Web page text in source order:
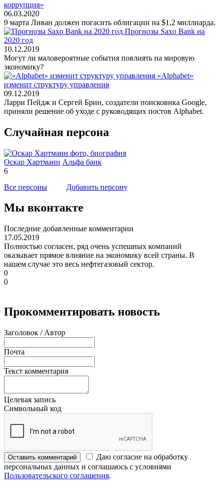
коррупция»
06.03.2020
9 марта Ливан должен погасить облигации на $1,2 миллиарда.
Прогнозы Saxo Bank на
2020 год
10.12.2019
Могут ли маловероятные события повлиять на мировую
экономику?
«Alphabet»
изменит структуру управления
09.12.2019
Ларри Пейдж и Сергей Брин, создатели поисковика Google,
приняли решение об уходе с руководящих постов Alphabet.
Случайная персона
Оскар Хартманн Альфа банк
6
Все персоны
Добавить персону
Мы вконтакте
Последние добавленные комментарии
17.05.2019
Полностью согласен, ряд очень успешных компаний
оказывает прямое влияние на экономику всей страны. В
нашем случае это весь нефтегазовый сектор.
0
0
Прокомментировать новость
Заголовок / Автор
Почта
Текст комментария
Целевая запись
Символьный код
Оставить комментарий
Даю согласие на обработку
персональных данных и соглашаюсь с условиями
Пользовательского соглашения.